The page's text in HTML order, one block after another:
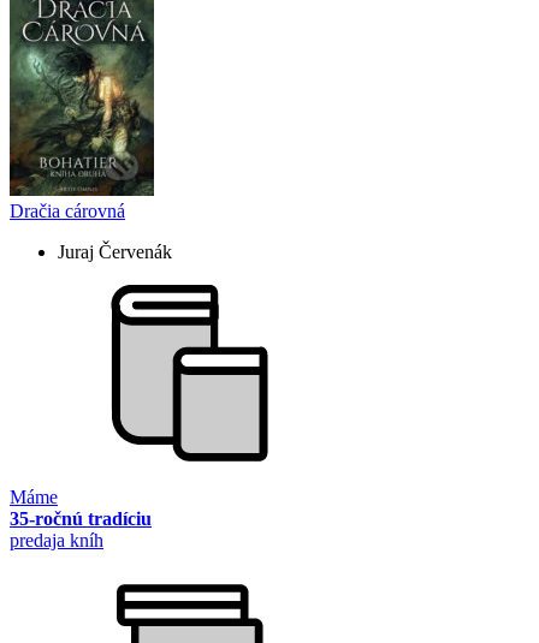
Dračia cárovná
Juraj Červenák
Máme
35-ročnú tradíciu
predaja kníh